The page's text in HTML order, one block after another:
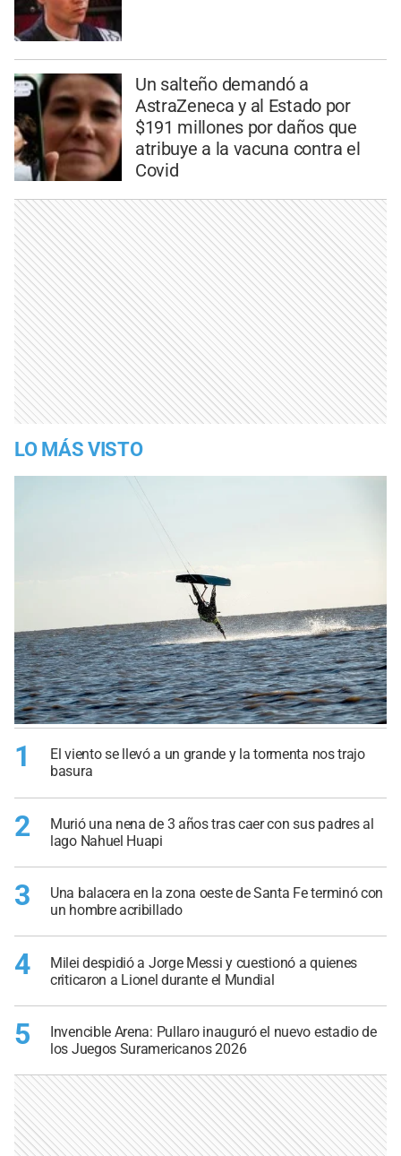
Un salteño demandó a
AstraZeneca y al Estado por
$191 millones por daños que
atribuye a la vacuna contra el
Covid
LO MÁS VISTO
1
El viento se llevó a un grande y la tormenta nos trajo
basura
2
Murió una nena de 3 años tras caer con sus padres al
lago Nahuel Huapi
3
Una balacera en la zona oeste de Santa Fe terminó con
un hombre acribillado
4
Milei despidió a Jorge Messi y cuestionó a quienes
criticaron a Lionel durante el Mundial
5
Invencible Arena: Pullaro inauguró el nuevo estadio de
los Juegos Suramericanos 2026